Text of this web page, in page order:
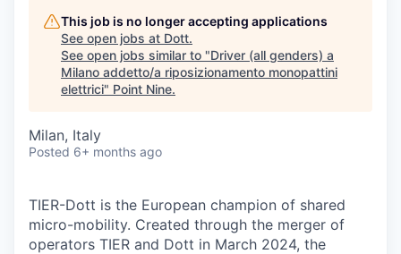
This job is no longer accepting applications
See open jobs at Dott.
See open jobs similar to "Driver (all genders) a
Milano addetto/a riposizionamento monopattini
elettrici" Point Nine.
Milan, Italy
Posted 6+ months ago
TIER-Dott is the European champion of shared
micro-mobility. Created through the merger of
operators TIER and Dott in March 2024, the